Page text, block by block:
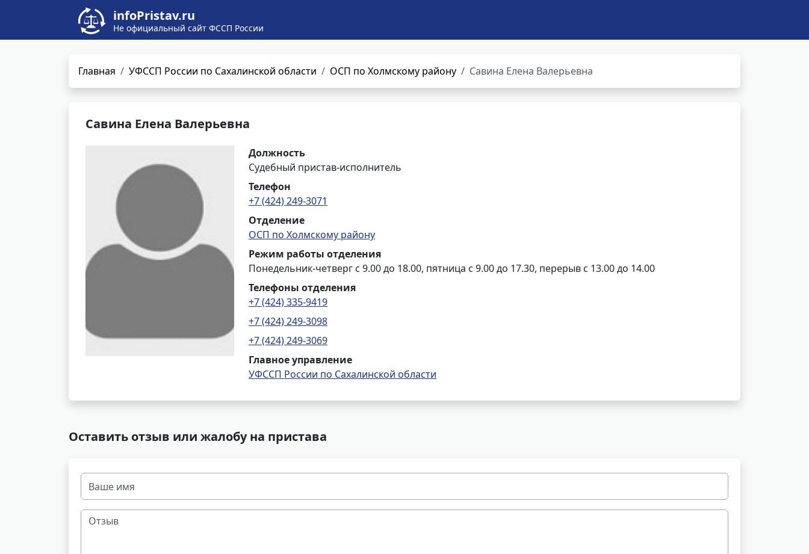
infoPristav.ru
Не официальный сайт ФССП России
Главная УФССП России по Сахалинской области ОСП по Холмскому району Савина Елена Валерьевна
Савина Елена Валерьевна
Должность
Судебный пристав-исполнитель
Телефон
+7 (424) 249-3071
Отделение
ОСП по Холмскому району
Режим работы отделения
Понедельник-четверг с 9.00 до 18.00, пятница с 9.00 до 17.30, перерыв с 13.00 до 14.00
Телефоны отделения
+7 (424) 335-9419
+7 (424) 249-3098
+7 (424) 249-3069
Главное управление
УФССП России по Сахалинской области
Оставить отзыв или жалобу на пристава